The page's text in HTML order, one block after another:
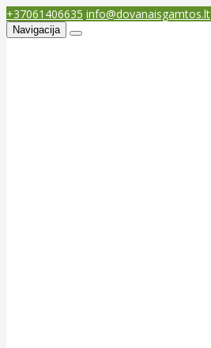
+37061406635 info@dovanaisgamtos.lt
Navigacija